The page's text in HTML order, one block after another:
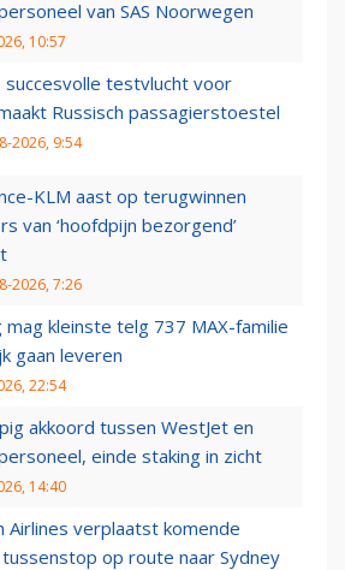
van SAS Noorwegen
10:57
succesvolle testvlucht voor
Russisch passagierstoestel
2026, 9:54
KLM aast op terugwinnen
van ‘hoofdpijn bezorgend’
2026, 7:26
mag kleinste telg 737 MAX-familie
gaan leveren
22:54
akkoord tussen WestJet en
einde staking in zicht
14:40
Airlines verplaatst komende
op route naar Sydney